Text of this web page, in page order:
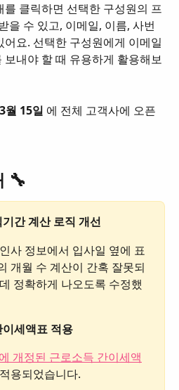
클릭하면 선택한 구성원의 프
을 수 있고, 이메일, 이름, 사번
요. 선택한 구성원에게 이메일
내야 할 때 유용하게 활용해보
3월 15일 에 전체 고객사에 오픈
🔧
간 계산 로직 개선
사 정보에서 입사일 옆에 표
개월 수 계산이 간혹 잘못되
정확하게 나오도록 수정했
세액표 적용
개정된 근로소득 간이세액
용되었습니다.